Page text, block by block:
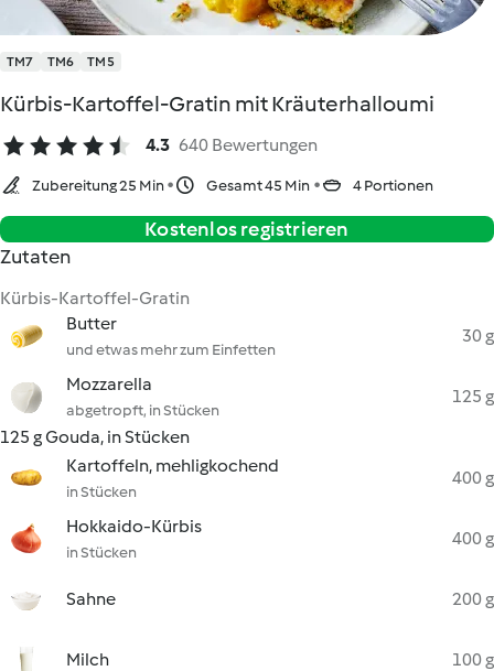
TM7 TM6 TM5
Kürbis-Kartoffel-Gratin mit Kräuterhalloumi
4.3 640 Bewertungen
Zubereitung 25 Min Gesamt 45 Min 4 Portionen
Kostenlos registrieren
Zutaten
Kürbis-Kartoffel-Gratin
Butter
und etwas mehr zum Einfetten
30 g
Mozzarella
abgetropft, in Stücken
125 g
125 g Gouda, in Stücken
Kartoffeln, mehligkochend
in Stücken
400 g
Hokkaido-Kürbis
in Stücken
400 g
Sahne 200 g
Milch 100 g